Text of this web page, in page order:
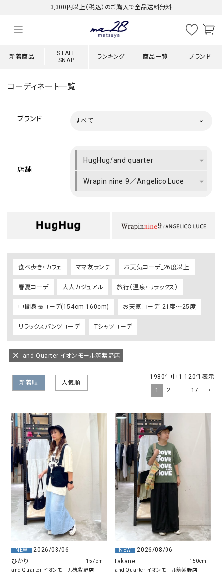
3,300円以上（税込）のご購入で全品送料無料
新着商品
STAFF
SNAP
ランキング 商品一覧 ブランド
コーディネート一覧
ブランド すべて
店舗
HugHug/and quarter
Wrapin nine 9／Angelico Luce
食べ歩き・カフェ ママ友ランチ お天気コーデ_26度以上
春夏コーデ 大人カジュアル 旅行（温泉・リラックス）
中間身長コーデ(154cm-160cm) お天気コーデ_21度～25度
リラックスパンツコーデ Tシャツコーデ
and Quarter イオンモール筑紫野店
新着順 人気順
1980件中 1 -120件表示
1
2 … 17
NEW
2026/08/06
ひかり
and Quarter イオンモール筑紫野店
157cm
NEW
2026/08/06
takane
and Quarter イオンモール筑紫野店
150cm